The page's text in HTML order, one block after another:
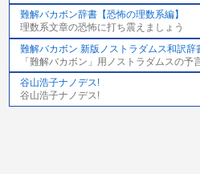
難解バカボン辞書【恐怖の理数系編】
理数系文章の恐怖に打ち震えましょう
難解バカボン 新版ノストラダムス和訳辞
「難解バカボン」用ノストラダムスの予
谷山浩子ナノデス!
谷山浩子ナノデス!